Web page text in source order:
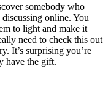
somebody who
online. You
to light and make it
need to check this out
It’s surprising you’re
have the gift.